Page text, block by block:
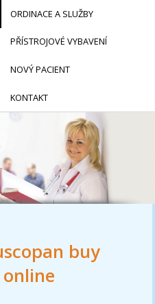
buy
ORDINACE A SLUŽBY
PŘÍSTROJOVÉ VYBAVENÍ
NOVÝ PACIENT
KONTAKT